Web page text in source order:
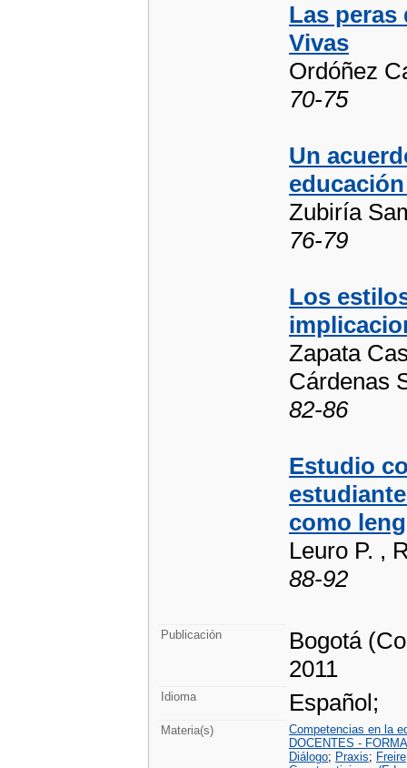
Las peras
Vivas
Ordóñez
70-75
Un
Zubiría
76-79
Los
Zapata
Cárdenas
82-86
Estudio
como
Leuro P. ,
88-92
Publicación
Bogotá
2011
Idioma Español;
Materia(s)
Competencias en la
DOCENTES -
Diálogo; Praxis;